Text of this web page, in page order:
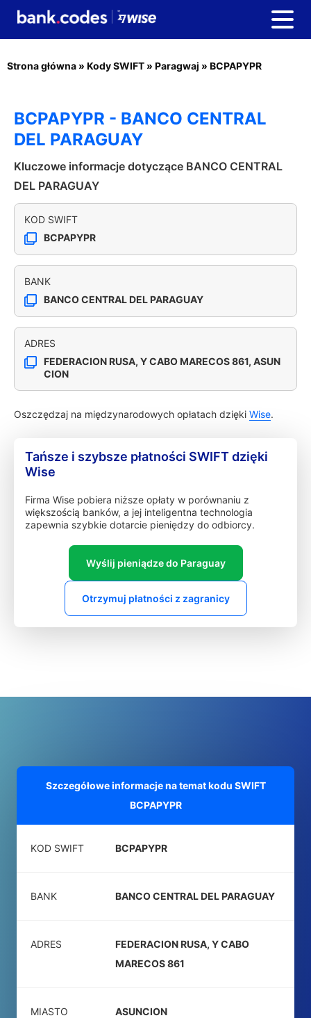
Strona główna » Kody SWIFT » Paragwaj » BCPAPYPR
BCPAPYPR - BANCO CENTRAL
DEL PARAGUAY
Kluczowe informacje dotyczące BANCO CENTRAL
DEL PARAGUAY
KOD SWIFT
BCPAPYPR
BANK
BANCO CENTRAL DEL PARAGUAY
ADRES
FEDERACION RUSA, Y CABO MARECOS 861, ASUN
CION
Oszczędzaj na międzynarodowych opłatach dzięki Wise.
Tańsze i szybsze płatności SWIFT dzięki
Wise
Firma Wise pobiera niższe opłaty w porównaniu z
większością banków, a jej inteligentna technologia
zapewnia szybkie dotarcie pieniędzy do odbiorcy.
Wyślij pieniądze do Paraguay
Otrzymuj płatności z zagranicy
Szczegółowe informacje na temat kodu SWIFT
BCPAPYPR
KOD SWIFT BCPAPYPR
BANK BANCO CENTRAL DEL PARAGUAY
ADRES
FEDERACION RUSA, Y CABO
MARECOS 861
MIASTO ASUNCION